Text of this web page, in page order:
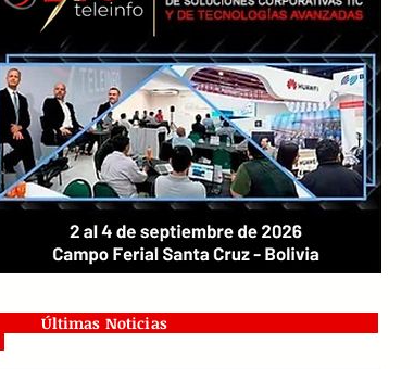
Últimas Noticias